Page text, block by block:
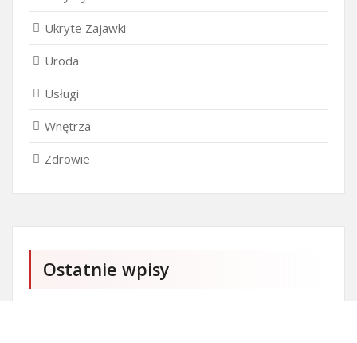
Ukryte Zajawki
Uroda
Usługi
Wnętrza
Zdrowie
Ostatnie wpisy